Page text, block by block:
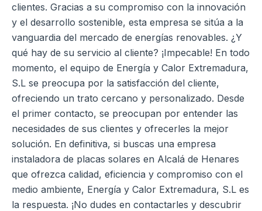
clientes. Gracias a su compromiso con la innovación
y el desarrollo sostenible, esta empresa se sitúa a la
vanguardia del mercado de energías renovables. ¿Y
qué hay de su servicio al cliente? ¡Impecable! En todo
momento, el equipo de Energía y Calor Extremadura,
S.L se preocupa por la satisfacción del cliente,
ofreciendo un trato cercano y personalizado. Desde
el primer contacto, se preocupan por entender las
necesidades de sus clientes y ofrecerles la mejor
solución. En definitiva, si buscas una empresa
instaladora de placas solares en Alcalá de Henares
que ofrezca calidad, eficiencia y compromiso con el
medio ambiente, Energía y Calor Extremadura, S.L es
la respuesta. ¡No dudes en contactarles y descubrir